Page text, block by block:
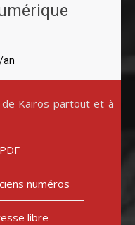
/an
de Kairos partout et à
numéros
libre